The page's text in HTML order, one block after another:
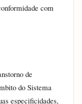
com
de
do Sistema
especificidades,